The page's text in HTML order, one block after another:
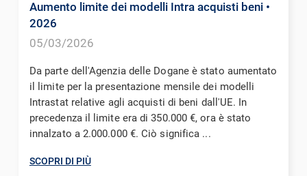
Aumento limite dei modelli Intra acquisti beni •
2026
05/03/2026
Da parte dell'Agenzia delle Dogane è stato aumentato
il limite per la presentazione mensile dei modelli
Intrastat relative agli acquisti di beni dall'UE. In
precedenza il limite era di 350.000 €, ora è stato
innalzato a 2.000.000 €. Ciò significa ...
SCOPRI DI PIÙ